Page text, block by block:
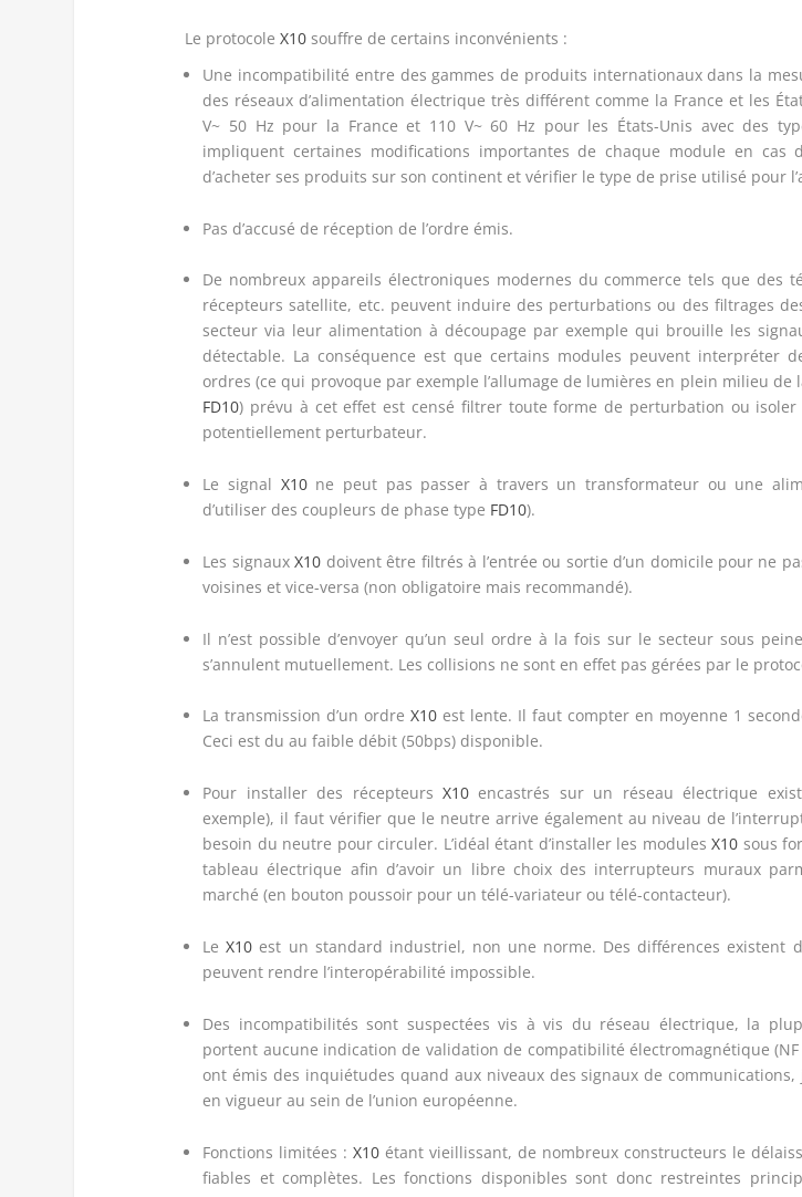
Le protocoleX10 souffre de certains inconvénients :
Une incompatibilité entre des gammes de produits internationaux dans la
des réseaux d’alimentation électrique très différent comme la France et les
V~ 50 Hz pour la France et 110 V~ 60 Hz pour les États-Unis avec des
impliquent certaines modifications importantes de chaque module en cas
d’acheter ses produits sur son continent et vérifier le type de prise utilisé pour
Pas d’accusé de réception de l’ordre émis.
De nombreux appareils électroniques modernes du commerce tels que des
récepteurs satellite, etc. peuvent induire des perturbations ou des filtrages
secteur via leur alimentation à découpage par exemple qui brouille les
détectable. La conséquence est que certains modules peuvent interpréter
ordres (ce qui provoque par exemple l’allumage de lumières en plein milieu de
FD10) prévu à cet effet est censé filtrer toute forme de perturbation ou
potentiellement perturbateur.
Le signal X10ne peut pas passer à travers un transformateur ou une
d’utiliser des coupleurs de phase type FD10).
Les signauxX10 doivent être filtrés à l’entrée ou sortie d’un domicile pour ne
voisines et vice-versa (non obligatoire mais recommandé).
Il n’est possible d’envoyer qu’un seul ordre à la fois sur le secteur sous
s’annulent mutuellement. Les collisions ne sont en effet pas gérées par le
La transmission d’un ordreX10 est lente. Il faut compter en moyenne 1
Ceci est du au faible débit (50bps) disponible.
Pour installer des récepteurs X10encastrés sur un réseau électrique
exemple), il faut vérifier que le neutre arrive également au niveau de
besoin du neutre pour circuler. L’idéal étant d’installer les modulesX10 sous
tableau électrique afin d’avoir un libre choix des interrupteurs muraux
marché (en bouton poussoir pour un télé-variateur ou télé-contacteur).
LeX10 est un standard industriel, non une norme. Des différences existent
peuvent rendre l’interopérabilité impossible.
Des incompatibilités sont suspectées vis à vis du réseau électrique, la
portent aucune indication de validation de compatibilité électromagnétique (NF
ont émis des inquiétudes quand aux niveaux des signaux de
en vigueur au sein de l’union européenne.
Fonctions limitées :X10 étant vieillissant, de nombreux constructeurs le
fiables et complètes. Les fonctions disponibles sont donc restreintes